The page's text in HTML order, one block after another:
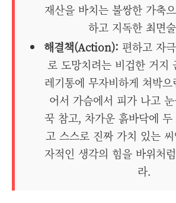
재산을 바치는 불쌍한 가축
하고 지독한 최면
해결책(Action): 편하고 자
로 도망치려는 비겁한 거지
레기통에 무자비하게 쳐박
어서 가슴에서 피가 나고
꾹 참고, 차가운 흙바닥에
고 스스로 진짜 가치 있는
자적인 생각의 힘을 바위처
라.